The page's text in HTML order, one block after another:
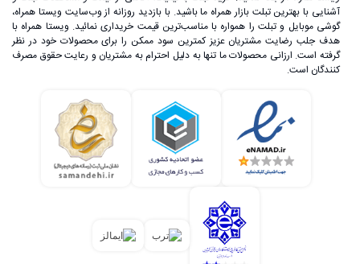
علی‌رغم اینکه گوشی‌های تلفن همراه اولیه، اندازه بسیار بزرگی
داشتند، اما ساخت یک تلفن بی‌سیم که بتوان آن را در هر زمان و
مکان استفاده کرد، خود یک اتفاق بسیار بزرگ در عرصه تکنولوژی
آشنایی با بهترین تبلت بازار همراه ما باشید. با بازدید روزانه از وب‌سایت ویستا همراه،
گوشی موبایل و تبلت را همواره با مناسب‌ترین قیمت خریداری نمائید. ویستا همراه با
هدف جلب رضایت مشتریان عزیز کمترین سود ممکن را برای محصولات خود در نظر
گرفته است. ارزانی محصولات ما تنها به دلیل احترام به مشتریان و رعایت حقوق مصرف
کنندگان است.